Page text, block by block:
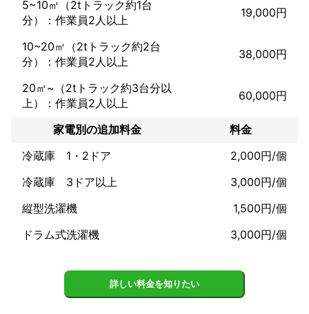
5~10㎥（2tトラック約1台
分）：作業員2人以上
19,000円
10~20㎥（2tトラック約2台
分）：作業員2人以上
38,000円
20㎥~（2tトラック約3台分以
上）：作業員2人以上
60,000円
家電別の追加料金
料金
冷蔵庫 1・2ドア
2,000円/個
冷蔵庫 3ドア以上
3,000円/個
縦型洗濯機
1,500円/個
ドラム式洗濯機
3,000円/個
詳しい料金を知りたい